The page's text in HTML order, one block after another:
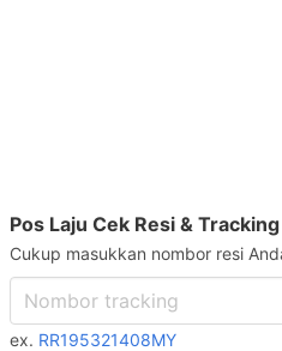
Pos Laju Cek Resi &
Cukup masukkan nombor resi
ex. RR195321408MY